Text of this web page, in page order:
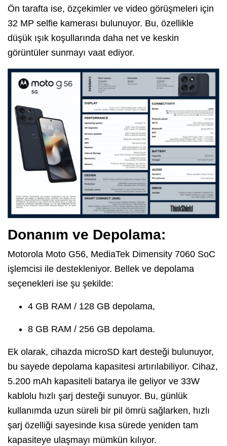
Ön tarafta ise, özçekimler ve video görüşmeleri için
32 MP selfie kamerası bulunuyor. Bu, özellikle
düşük ışık koşullarında daha net ve keskin
görüntüler sunmayı vaat ediyor.
Donanım ve Depolama:
Motorola Moto G56, MediaTek Dimensity 7060 SoC
işlemcisi ile destekleniyor. Bellek ve depolama
seçenekleri ise şu şekilde:
4 GB RAM / 128 GB depolama,
8 GB RAM / 256 GB depolama.
Ek olarak, cihazda microSD kart desteği bulunuyor,
bu sayede depolama kapasitesi artırılabiliyor. Cihaz,
5.200 mAh kapasiteli batarya ile geliyor ve 33W
kablolu hızlı şarj desteği sunuyor. Bu, günlük
kullanımda uzun süreli bir pil ömrü sağlarken, hızlı
şarj özelliği sayesinde kısa sürede yeniden tam
kapasiteye ulaşmayı mümkün kılıyor.